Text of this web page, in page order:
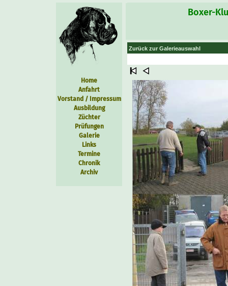
Home
Anfahrt
Vorstand / Impressum
Ausbildung
Züchter
Prüfungen
Galerie
Links
Termine
Chronik
Archiv
Boxer-
Zurück zur Galerieauswahl